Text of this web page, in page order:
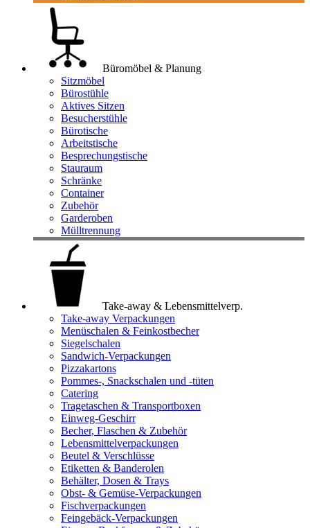
Büromöbel & Planung
Sitzmöbel
Bürostühle
Aktives Sitzen
Besucherstühle
Bürotische
Arbeitstische
Besprechungstische
Stauraum
Schränke
Container
Zubehör
Garderoben
Mülltrennung
Take-away & Lebensmittelverp.
Take-away Verpackungen
Menüschalen & Feinkostbecher
Siegelschalen
Sandwich-Verpackungen
Pizzakartons
Pommes-, Snackschalen und -tüten
Catering
Tragetaschen & Transportboxen
Einweg-Geschirr
Becher, Flaschen & Zubehör
Lebensmittelverpackungen
Beutel & Verschlüsse
Etiketten & Banderolen
Behälter, Dosen & Trays
Obst- & Gemüse-Verpackungen
Fischverpackungen
Feingebäck-Verpackungen